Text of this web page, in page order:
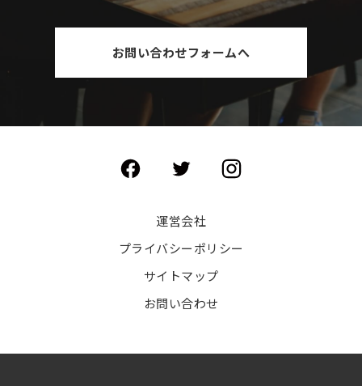
お問い合わせフォームへ
運営会社
プライバシーポリシー
サイトマップ
お問い合わせ